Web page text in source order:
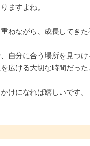
ますよね。
ねながら、成長してき
自分に合う場所を見つ
広げる大切な時間だっ
けになれば嬉しいです。